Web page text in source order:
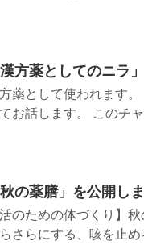
方薬としてのニラ
薬として使われます
お話します。 このチ
の薬膳」を公開し
のための体づくり】
さらにする、咳を止